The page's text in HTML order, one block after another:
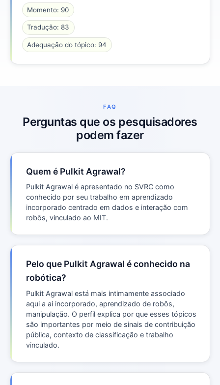
Momento: 90
Tradução: 83
Adequação do tópico: 94
FAQ
Perguntas que os pesquisadores
podem fazer
Quem é Pulkit Agrawal?
Pulkit Agrawal é apresentado no SVRC como
conhecido por seu trabalho em aprendizado
incorporado centrado em dados e interação com
robôs, vinculado ao MIT.
Pelo que Pulkit Agrawal é conhecido na
robótica?
Pulkit Agrawal está mais intimamente associado
aqui a ai incorporado, aprendizado de robôs,
manipulação. O perfil explica por que esses tópicos
são importantes por meio de sinais de contribuição
pública, contexto de classificação e trabalho
vinculado.